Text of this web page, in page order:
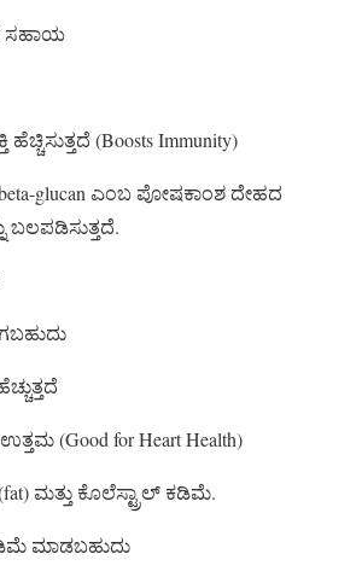
ಸಹಾಯ
(Boosts Immunity)
glucan ಎಂಬ ಪೋಷಕಾಂಶ ದೇಹದ
ಬಲಪಡಿಸುತ್ತದೆ.
(Good for Heart Health)
ಮತ್ತು ಕೊಲೆಸ್ಟ್ರಾಲ್ ಕಡಿಮೆ.
ಮಾಡಬಹುದು